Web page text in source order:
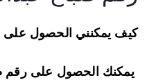
يمكنني الحصول على رقم
الحصول على رقم صباغ